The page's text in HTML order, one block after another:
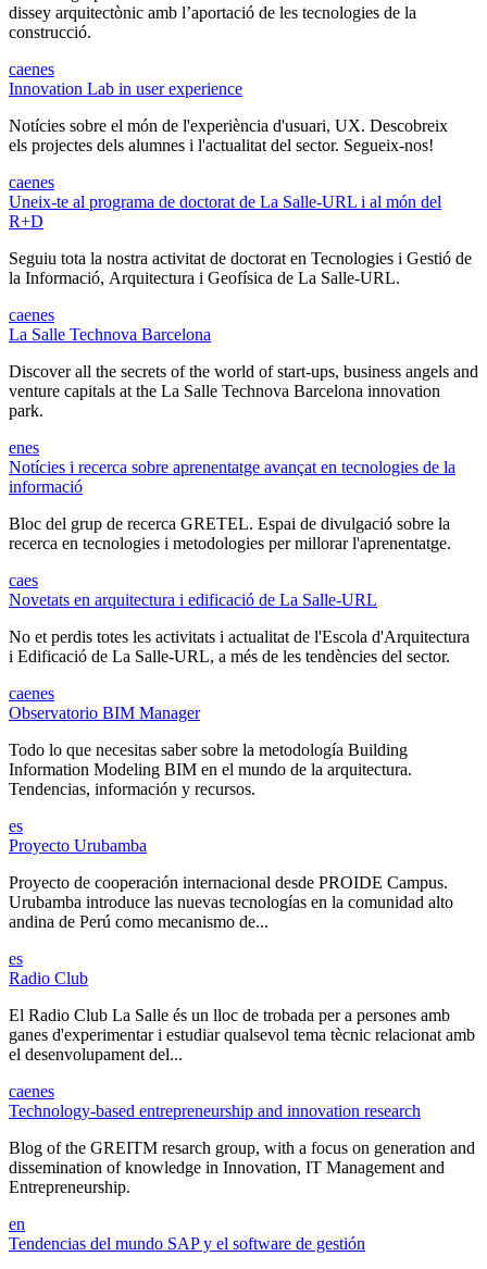
dissey arquitectònic amb l’aportació de les tecnologies de la
construcció.
caenes
Innovation Lab in user experience
Notícies sobre el món de l'experiència d'usuari, UX. Descobreix
els projectes dels alumnes i l'actualitat del sector. Segueix-nos!
caenes
Uneix-te al programa de doctorat de La Salle-URL i al món del
R+D
Seguiu tota la nostra activitat de doctorat en Tecnologies i Gestió de
la Informació, Arquitectura i Geofísica de La Salle-URL.
caenes
La Salle Technova Barcelona
Discover all the secrets of the world of start-ups, business angels and
venture capitals at the La Salle Technova Barcelona innovation
park.
enes
Notícies i recerca sobre aprenentatge avançat en tecnologies de la
informació
Bloc del grup de recerca GRETEL. Espai de divulgació sobre la
recerca en tecnologies i metodologies per millorar l'aprenentatge.
caes
Novetats en arquitectura i edificació de La Salle-URL
No et perdis totes les activitats i actualitat de l'Escola d'Arquitectura
i Edificació de La Salle-URL, a més de les tendències del sector.
caenes
Observatorio BIM Manager
Todo lo que necesitas saber sobre la metodología Building
Information Modeling BIM en el mundo de la arquitectura.
Tendencias, información y recursos.
es
Proyecto Urubamba
Proyecto de cooperación internacional desde PROIDE Campus.
Urubamba introduce las nuevas tecnologías en la comunidad alto
andina de Perú como mecanismo de...
es
Radio Club
El Radio Club La Salle és un lloc de trobada per a persones amb
ganes d'experimentar i estudiar qualsevol tema tècnic relacionat amb
el desenvolupament del...
caenes
Technology-based entrepreneurship and innovation research
Blog of the GREITM resarch group, with a focus on generation and
dissemination of knowledge in Innovation, IT Management and
Entrepreneurship.
en
Tendencias del mundo SAP y el software de gestión